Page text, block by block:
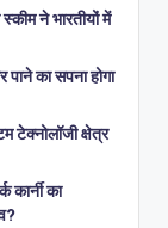
ने भारतीयों में
का सपना होगा
टेक्नोलॉजी क्षेत्र
कार्नी का